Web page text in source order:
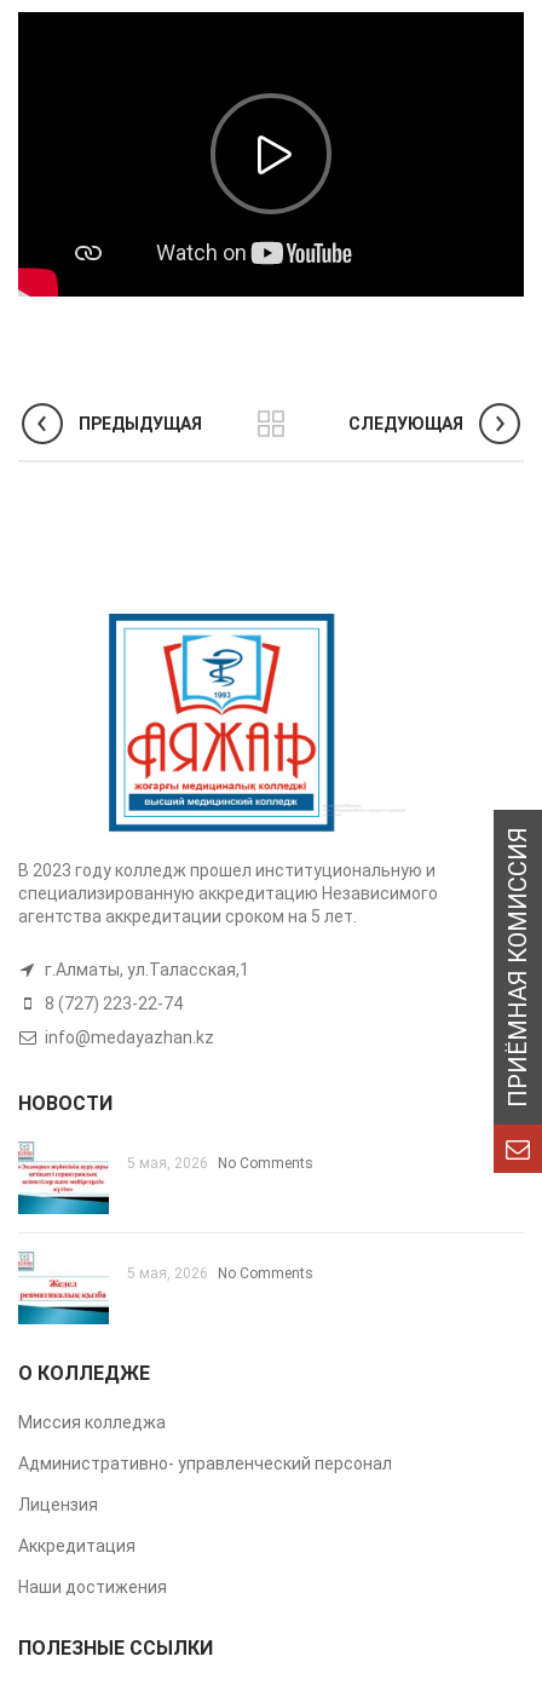
ПРЕДЫДУЩАЯ СЛЕДУЮЩАЯ
В 2023 году колледж прошел институциональную и
специализированную аккредитацию Независимого
агентства аккредитации сроком на 5 лет.
г.Алматы, ул.Таласская,1
8 (727) 223-22-74
info@medayazhan.kz
НОВОСТИ
5 мая, 2026 No Comments
5 мая, 2026 No Comments
О КОЛЛЕДЖЕ
Миссия колледжа
Административно- управленческий персонал
Лицензия
Аккредитация
Наши достижения
ПОЛЕЗНЫЕ ССЫЛКИ